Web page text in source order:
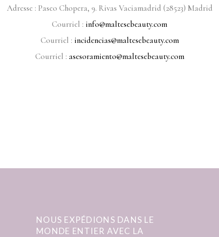
Adresse : Paseo Chopera, 9. Rivas Vaciamadrid (28523) Madrid
Courriel : info@maltesebeauty.com
Courriel : incidencias@maltesebeauty.com
Courriel : asesoramiento@maltesebeauty.com
NOUS EXPÉDIONS DANS LE
MONDE ENTIER AVEC LA